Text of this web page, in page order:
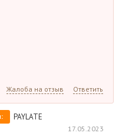
Жалоба на отзыв Ответить
PAYLATE
17.05.2023